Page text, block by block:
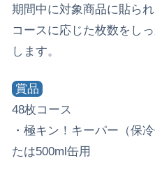
期間中に対象商品に貼ら
コースに応じた枚数をし
します。
賞品
48枚コース
・極キン！キーパー（保
たは500ml缶用